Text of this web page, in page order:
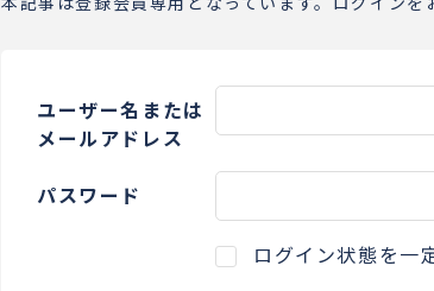
ユーザー名または
メールアドレス
パスワード
ログイン状態を一